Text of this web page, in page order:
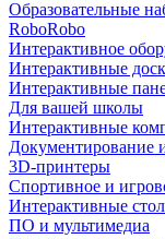
Образовательные
RoboRobo
Интерактивное
Интерактивные
Интерактивные
Для вашей школы
Интерактивные
Документирование
3D-принтеры
Спортивное и
Интерактивные
ПО и мультимедиа